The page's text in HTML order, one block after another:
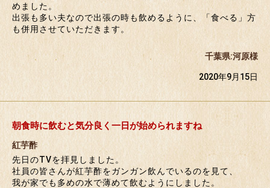
めました。
出張も多い夫なので出張の時も飲めるように、「食べる」方
も併用させていただきます。
千葉県:河原様
2020年9月15日
朝食時に飲むと気分良く一日が始められますね
紅芋酢
先日のTVを拝見しました。
社員の皆さんが紅芋酢をガンガン飲んでいるのを見て、
我が家でも多めの水で薄めて飲むようにしました。